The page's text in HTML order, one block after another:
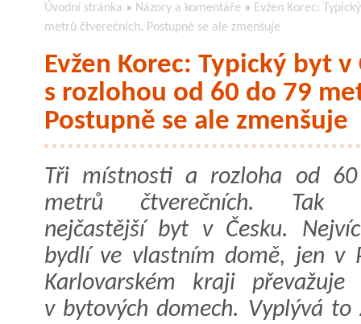
Úvodní stránka » Názory a komentáře » Evžen Korec:
metrů čtverečních. Postupně se ale zmenšuje
Evžen Korec: Typický byt
s rozlohou od 60 do 79
Postupně se ale zmenšuje
Tři místnosti a rozloha od
metrů čtverečních. Tak
nejčastější byt v Česku.
bydlí ve vlastním domě, jen v
Karlovarském kraji převažuje
v bytových domech. Vyplývá to